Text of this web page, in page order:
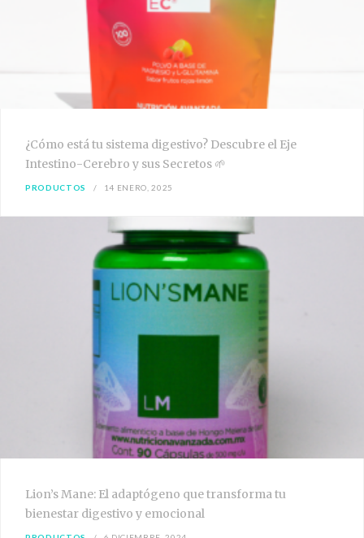
¿Cómo está tu sistema digestivo? Descubre el Eje
Intestino-Cerebro y sus Secretos 🌱
PRODUCTOS 14 ENERO, 2025
Lion’s Mane: El adaptógeno que transforma tu
bienestar digestivo y emocional